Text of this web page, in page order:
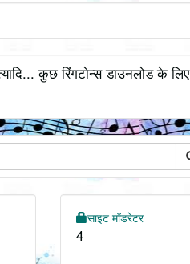
कुछ रिंगटोन्स डाउनलोड के लिए
साइट मॉडरेटर
4